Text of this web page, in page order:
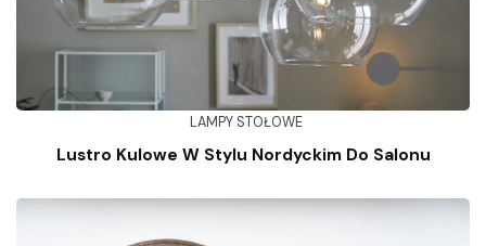
LAMPY STOŁOWE
Lustro Kulowe W Stylu Nordyckim Do Salonu